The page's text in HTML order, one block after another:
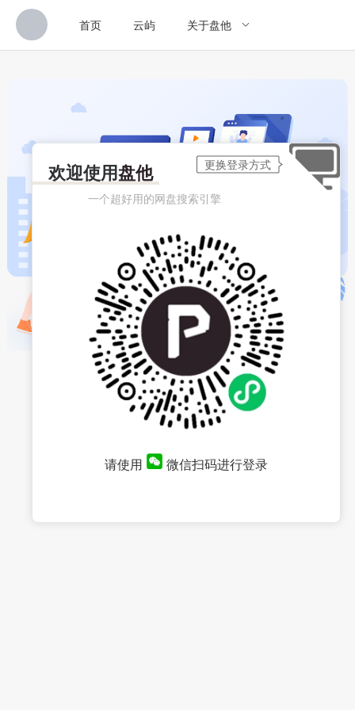
首页 云屿 关于盘他
欢迎使用盘他
一个超好用的网盘搜索引擎
请使用 微信扫码进行登录